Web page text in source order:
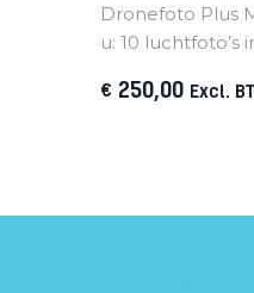
Dronefoto Plus
u: 10 luchtfoto’s
€ 250,00 Excl.